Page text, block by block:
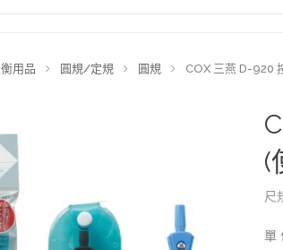
用品 圓規/定規 圓規 COX 三燕 D-920
(
尺
單